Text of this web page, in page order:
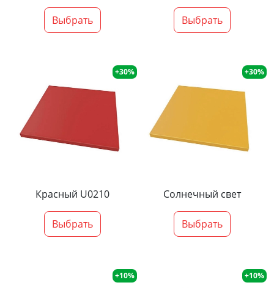
Выбрать Выбрать
+30%
Красный U0210
Выбрать
+30%
Солнечный свет
Выбрать
+10% +10%